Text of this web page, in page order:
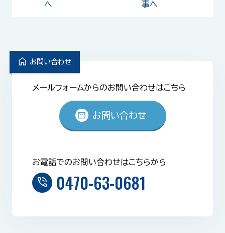
へ
事へ
home お問い合わせ
メールフォームからのお問い合わせはこちら
mail お問い合わせ
お電話でのお問い合わせはこちらから
phone_in_talk 0470-63-0681